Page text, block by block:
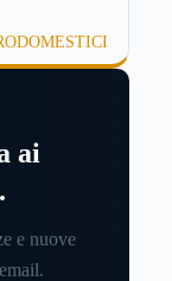
ai
e nuove